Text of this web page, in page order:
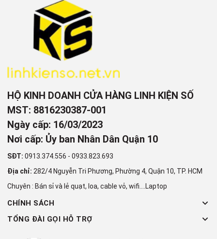
HỘ KINH DOANH CỬA HÀNG LINH KIỆN SỐ
MST: 8816230387-001
Ngày cấp: 16/03/2023
Nơi cấp: Ủy ban Nhân Dân Quận 10
SĐT: 0913.374.556 - 0933.823.693
Địa chỉ: 282/4 Nguyễn Tri Phương, Phường 4, Quận 10, TP. HCM
Chuyên : Bán sỉ và lẻ quạt, loa, cable vỏ, wifi....Laptop
CHÍNH SÁCH
TỔNG ĐÀI GỌI HỖ TRỢ